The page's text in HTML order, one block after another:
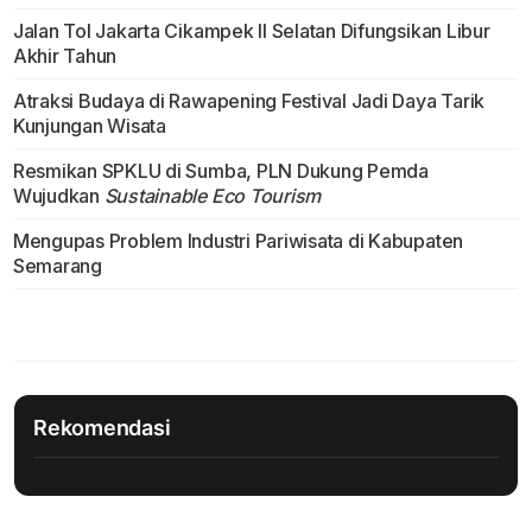
Jalan Tol Jakarta Cikampek II Selatan Difungsikan Libur
Akhir Tahun
Atraksi Budaya di Rawapening Festival Jadi Daya Tarik
Kunjungan Wisata
Resmikan SPKLU di Sumba, PLN Dukung Pemda
Wujudkan Sustainable Eco Tourism
Mengupas Problem Industri Pariwisata di Kabupaten
Semarang
Rekomendasi